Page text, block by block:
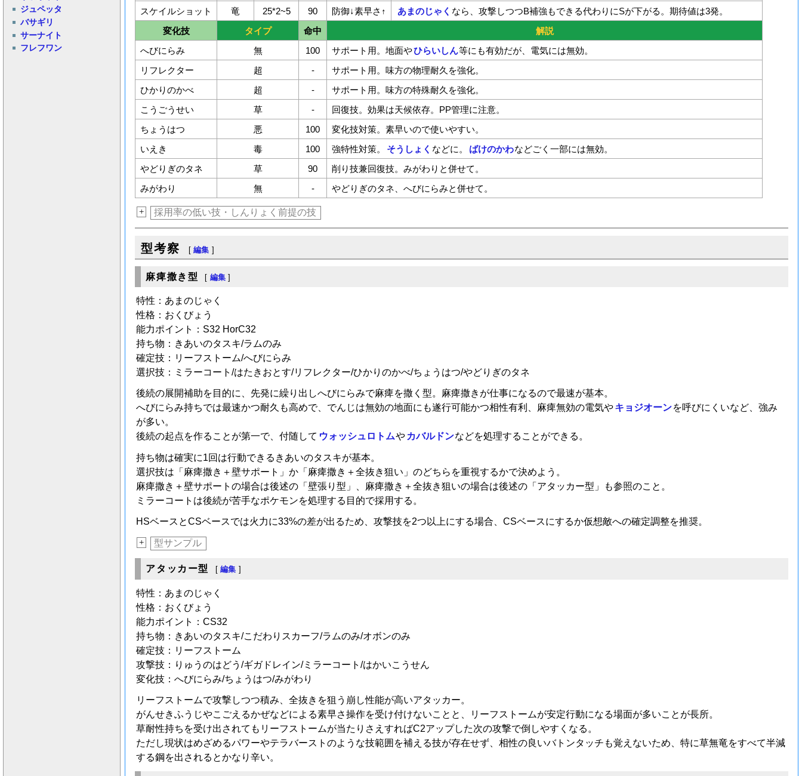
ジュペッタ
バサギリ
サーナイト
フレフワン
スケイルショット
竜 25*2~5 90 防御↓素早さ↑ あまのじゃく なら、攻撃しつつB補強もできる代わりにSが下がる。期待値は3発。
変化技
タイプ 命中
解説
へびにらみ
無 100 サポート用。地面やひらいしん等にも有効だが、電気には無効。
リフレクター
超 -
サポート用。味方の物理耐久を強化。
ひかりのかべ
超 -
サポート用。味方の特殊耐久を強化。
こうごうせい
草 -
回復技。効果は天候依存。PP管理に注意。
ちょうはつ
悪 100
変化技対策。素早いので使いやすい。
いえき
毒 100 強特性対策。 そうしょく などに。 ばけのかわなどごく一部には無効。
やどりぎのタネ
草 90
削り技兼回復技。みがわりと併せて。
みがわり
無 - やどりぎのタネ、へびにらみと併せて。
+ 採用率の低い技・しんりょく前提の技
型考察 [ 編集 ]
麻痺撒き型 [ 編集 ]
特性：あまのじゃく
性格：おくびょう
能力ポイント：S32 HorC32
持ち物：きあいのタスキ/ラムのみ
確定技：リーフストーム/へびにらみ
選択技：ミラーコート/はたきおとす/リフレクター/ひかりのかべ/ちょうはつ/やどりぎのタネ
後続の展開補助を目的に、先発に繰り出しへびにらみで麻痺を撒く型。麻痺撒きが仕事になるので最速が基本。
へびにらみ持ちでは最速かつ耐久も高めで、でんじは無効の地面にも遂行可能かつ相性有利、麻痺無効の電気やキョジオーンを呼びにくいなど、強み
が多い。
後続の起点を作ることが第一で、付随して ウォッシュロトムやカバルドンなどを処理することができる。
持ち物は確実に1回は行動できるきあいのタスキが基本。
選択技は「麻痺撒き＋壁サポート」か「麻痺撒き＋全抜き狙い」のどちらを重視するかで決めよう。
麻痺撒き＋壁サポートの場合は後述の「壁張り型」、麻痺撒き＋全抜き狙いの場合は後述の「アタッカー型」も参照のこと。
ミラーコートは後続が苦手なポケモンを処理する目的で採用する。
HSベースとCSベースでは火力に33%の差が出るため、攻撃技を2つ以上にする場合、CSベースにするか仮想敵への確定調整を推奨。
+ 型サンプル
アタッカー型 [ 編集 ]
特性：あまのじゃく
性格：おくびょう
能力ポイント：CS32
持ち物：きあいのタスキ/こだわりスカーフ/ラムのみ/オボンのみ
確定技：リーフストーム
攻撃技：りゅうのはどう/ギガドレイン/ミラーコート/はかいこうせん
変化技：へびにらみ/ちょうはつ/みがわり
リーフストームで攻撃しつつ積み、全抜きを狙う崩し性能が高いアタッカー。
がんせきふうじやこごえるかぜなどによる素早さ操作を受け付けないことと、リーフストームが安定行動になる場面が多いことが長所。
草耐性持ちを受け出されてもリーフストームが当たりさえすればC2アップした次の攻撃で倒しやすくなる。
ただし現状はめざめるパワーやテラバーストのような技範囲を補える技が存在せず、相性の良いバトンタッチも覚えないため、特に草無竜をすべて半減
する鋼を出されるとかなり辛い。